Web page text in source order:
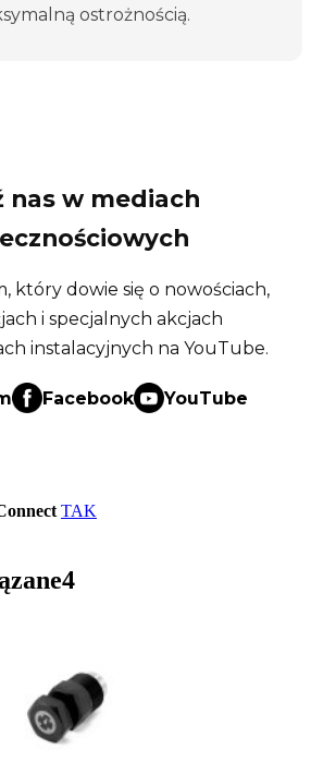
ostrożnością.
nas w mediach
który dowie się o nowościach,
i specjalnych akcjach
instalacyjnych na YouTube.
Facebook YouTube
TAK
4